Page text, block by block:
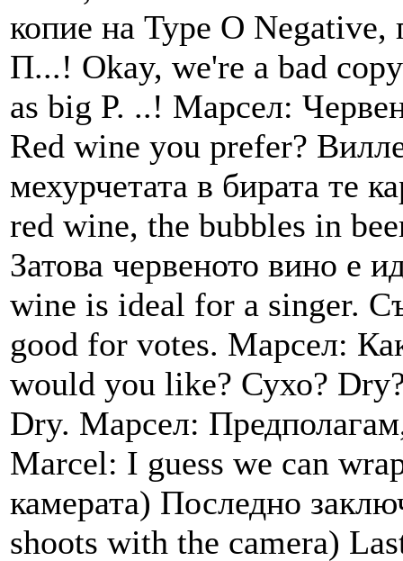
копие на Type О Negative,
П...! Okay, we're a bad
as big P. ..! Марсел:
Red wine you prefer?
мехурчетата в бирата те
red wine, the bubbles in
Затова червеното вино е
wine is ideal for a singer.
good for votes. Марсел:
would you like? Сухо?
Dry. Марсел:
Marcel: I guess we can
камерата) Последно
shoots with the camera)